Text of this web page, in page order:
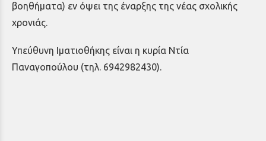
βοηθήματα) εν όψει της έναρξης της νέας σχολικής
χρονιάς.
Υπεύθυνη Ιματιοθήκης είναι η κυρία Ντία
Παναγοπούλου (τηλ. 6942982430).